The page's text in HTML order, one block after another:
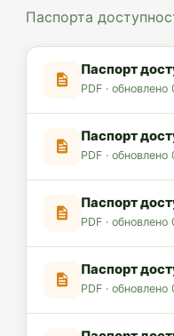
Паспорта
Паспорт
PDF · обновлено
Паспорт
PDF · обновлено
Паспорт
PDF · обновлено
Паспорт
PDF · обновлено